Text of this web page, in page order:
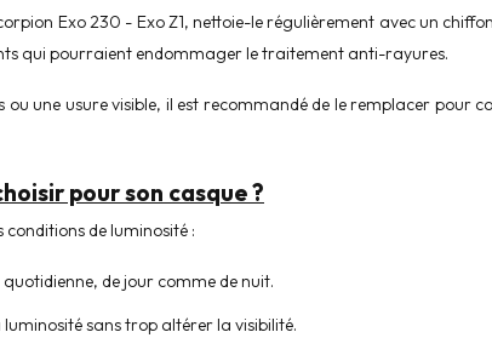
Exo 230 - Exo Z1, nettoie-le régulièrement avec un
qui pourraient endommager le traitement anti-rayures.
une usure visible, il est recommandé de le remplacer pour
pour son casque ?
conditions de luminosité :
de jour comme de nuit.
sans trop altérer la visibilité.